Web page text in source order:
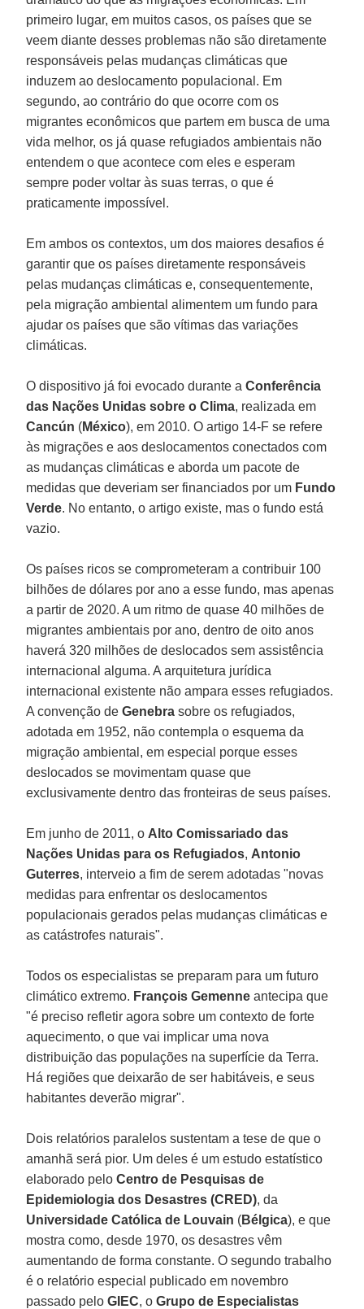
primeiro lugar, em muitos casos, os países que se
veem diante desses problemas não são diretamente
responsáveis pelas mudanças climáticas que
induzem ao deslocamento populacional. Em
segundo, ao contrário do que ocorre com os
migrantes econômicos que partem em busca de uma
vida melhor, os já quase refugiados ambientais não
entendem o que acontece com eles e esperam
sempre poder voltar às suas terras, o que é
praticamente impossível.
Em ambos os contextos, um dos maiores desafios é
garantir que os países diretamente responsáveis
pelas mudanças climáticas e, consequentemente,
pela migração ambiental alimentem um fundo para
ajudar os países que são vítimas das variações
climáticas.
O dispositivo já foi evocado durante aConferência
das Nações Unidas sobre o Clima, realizada em
Cancún (México), em 2010. O artigo 14-F se refere
às migrações e aos deslocamentos conectados com
as mudanças climáticas e aborda um pacote de
medidas que deveriam ser financiados por um Fundo
Verde. No entanto, o artigo existe, mas o fundo está
vazio.
Os países ricos se comprometeram a contribuir 100
bilhões de dólares por ano a esse fundo, mas apenas
a partir de 2020. A um ritmo de quase 40 milhões de
migrantes ambientais por ano, dentro de oito anos
haverá 320 milhões de deslocados sem assistência
internacional alguma. A arquitetura jurídica
internacional existente não ampara esses refugiados.
A convenção deGenebrasobre os refugiados,
adotada em 1952, não contempla o esquema da
migração ambiental, em especial porque esses
deslocados se movimentam quase que
exclusivamente dentro das fronteiras de seus países.
Em junho de 2011, o Alto Comissariado das
Nações Unidas para os Refugiados, Antonio
Guterres, interveio a fim de serem adotadas "novas
medidas para enfrentar os deslocamentos
populacionais gerados pelas mudanças climáticas e
as catástrofes naturais".
Todos os especialistas se preparam para um futuro
climático extremo. François Gemenneantecipa que
"é preciso refletir agora sobre um contexto de forte
aquecimento, o que vai implicar uma nova
distribuição das populações na superfície da Terra.
Há regiões que deixarão de ser habitáveis, e seus
habitantes deverão migrar".
Dois relatórios paralelos sustentam a tese de que o
amanhã será pior. Um deles é um estudo estatístico
elaborado peloCentro de Pesquisas de
Epidemiologia dos Desastres (CRED), da
Universidade Católica de Louvain (Bélgica), e que
mostra como, desde 1970, os desastres vêm
aumentando de forma constante. O segundo trabalho
é o relatório especial publicado em novembro
passado peloGIEC, oGrupo de Especialistas